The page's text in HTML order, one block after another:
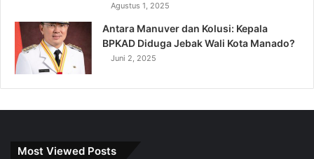
Agustus 1, 2025
Antara Manuver dan Kolusi: Kepala
BPKAD Diduga Jebak Wali Kota Manado?
Juni 2, 2025
Most Viewed Posts